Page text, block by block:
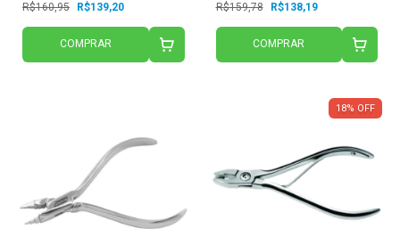
R$160,95 R$139,20
COMPRAR
R$159,78 R$138,19
COMPRAR
18% OFF